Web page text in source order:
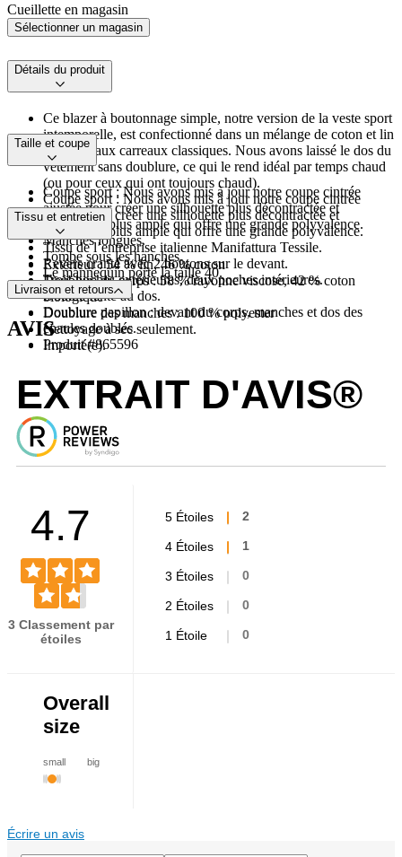
Cueillette en magasin
Sélectionner un magasin
Détails du produit
Ce blazer à boutonnage simple, notre version de la veste sport
intemporelle, est confectionné dans un mélange de coton et lin
respirant aux carreaux classiques. Nous avons laissé le dos du
vêtement sans doublure, ce qui le rend idéal par temps chaud
(ou pour ceux qui ont toujours chaud).
Coupe sport : Nous avons mis à jour notre coupe cintrée
ajustée pour créer une silhouette plus décontractée et
légèrement plus ample qui offre une grande polyvalence.
Tissu de l’entreprise italienne Manifattura Tessile.
Revers cranté avec 2 boutons sur le devant.
Trois poches extérieures, deux poches intérieures.
Double fente au dos.
Doublure papillon : devant du corps, manches et dos des
épaules doublés.
Produit #865596
Taille et coupe
Coupe sport : Nous avons mis à jour notre coupe cintrée
ajustée pour créer une silhouette plus décontractée et
légèrement plus ample qui offre une grande polyvalence.
Manches longues.
Tombe sous les hanches.
Le mannequin porte la taille 40.
Tissu et entretien
Extérieur : 54 % lin, 46 % coton
Doublure du corps : 58 % rayonne viscose, 42 % coton
biologique
Doublure des manches : 100 % polyester
Nettoyage à sec seulement.
Importé(e).
Livraison et retours
AVIS
EXTRAIT D'AVIS®
4.7
3 Classement par
étoiles
5 Étoiles 2
4 Étoiles 1
3 Étoiles 0
2 Étoiles 0
1 Étoile 0
Overall
size
small big
Écrire un avis